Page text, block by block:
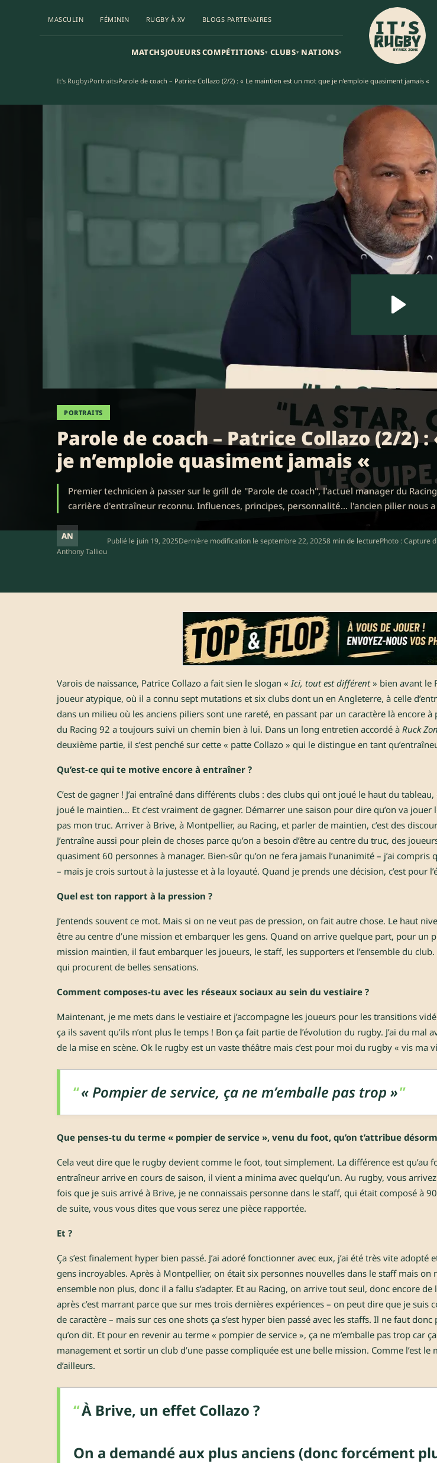
MASCULIN FÉMININ RUGBY À XV BLOGS PARTENAIRES
MATCHSJOUEURSCOMPÉTITIONS▾ CLUBS▾ NATIONS▾
It's Rugby›Portraits›Parole de coach – Patrice Collazo (2/2) : « Le maintien est un mot que je n’emploie quasiment jamais «
PORTRAITS
Parole de coach – Patrice Collazo (2/
je n’emploie quasiment jamais «
Premier technicien à passer sur le grill de "Parole de coach", l'actuel manager du
carrière d'entraîneur reconnu. Influences, principes, personnalité... l'ancien pilier nous
AN
Anthony Tallieu
Publié le juin 19, 2025Dernière modification le septembre 22, 20258 min de lecturePhoto : Capture
Varois de naissance, Patrice Collazo a fait sien le slogan « Ici, tout est différent» bien avant le
joueur atypique, où il a connu sept mutations et six clubs dont un en Angleterre, à celle
dans un milieu où les anciens piliers sont une rareté, en passant par un caractère là encore à
du Racing 92 a toujours suivi un chemin bien à lui. Dans un long entretien accordé à Ruck
deuxième partie, il s’est penché sur cette « patte Collazo » qui le distingue en tant
Qu’est-ce qui te motive encore à entraîner ?
C’est de gagner ! J’ai entraîné dans différents clubs : des clubs qui ont joué le haut du
joué le maintien… Et c’est vraiment de gagner. Démarrer une saison pour dire qu’on va jouer
pas mon truc. Arriver à Brive, à Montpellier, au Racing, et parler de maintien, c’est des
J’entraîne aussi pour plein de choses parce qu’on a besoin d’être au centre du truc, des
quasiment 60 personnes à manager. Bien-sûr qu’on ne fera jamais l’unanimité – j’ai compris
– mais je crois surtout à la justesse et à la loyauté. Quand je prends une décision, c’est pour
Quel est ton rapport à la pression ?
J’entends souvent ce mot. Mais si on ne veut pas de pression, on fait autre chose. Le haut
être au centre d’une mission et embarquer les gens. Quand on arrive quelque part, pour un
mission maintien, il faut embarquer les joueurs, le staff, les supporters et l’ensemble du club.
qui procurent de belles sensations.
Comment composes-tu avec les réseaux sociaux au sein du vestiaire ?
Maintenant, je me mets dans le vestiaire et j’accompagne les joueurs pour les transitions
ça ils savent qu’ils n’ont plus le temps ! Bon ça fait partie de l’évolution du rugby. J’ai du mal
de la mise en scène. Ok le rugby est un vaste théâtre mais c’est pour moi du rugby « vis ma
« Pompier de service, ça ne m’emballe pas trop »
Que penses-tu du terme « pompier de service », venu du foot, qu’on t’attribue
Cela veut dire que le rugby devient comme le foot, tout simplement. La différence est qu’au
entraîneur arrive en cours de saison, il vient a minima avec quelqu’un. Au rugby, vous
fois que je suis arrivé à Brive, je ne connaissais personne dans le staff, qui était composé à
de suite, vous vous dites que vous serez une pièce rapportée.
Et ?
Ça s’est finalement hyper bien passé. J’ai adoré fonctionner avec eux, j’ai été très vite adopté
gens incroyables. Après à Montpellier, on était six personnes nouvelles dans le staff mais on
ensemble non plus, donc il a fallu s’adapter. Et au Racing, on arrive tout seul, donc encore de
après c’est marrant parce que sur mes trois dernières expériences – on peut dire que je suis
de caractère – mais sur ces one shots ça s’est hyper bien passé avec les staffs. Il ne faut
qu’on dit. Et pour en revenir au terme « pompier de service », ça ne m’emballe pas trop car
management et sortir un club d’une passe compliquée est une belle mission. Comme l’est
d’ailleurs.
À Brive, un effet Collazo ?
On a demandé aux plus anciens (donc forcément